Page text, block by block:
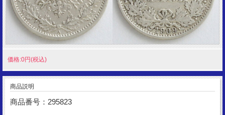
価格:0円(税込)
商品説明
商品番号：295823